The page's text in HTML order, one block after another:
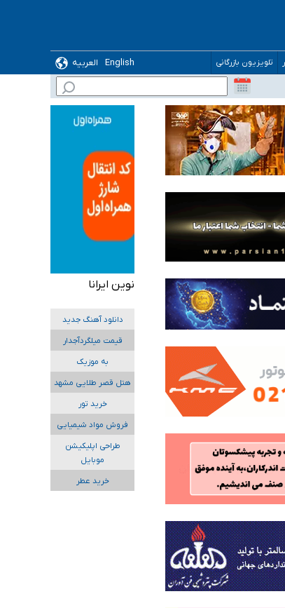
تلویزیون بازرگانی English
العربیه
نوین ایرانا
دانلود آهنگ جدید
قیمت میلگردآجدار
به موزیک
هتل قصر طلایی مشهد
خرید تور
فروش مواد شیمیایی
طراحی اپلیکیشن
موبایل
خرید عطر